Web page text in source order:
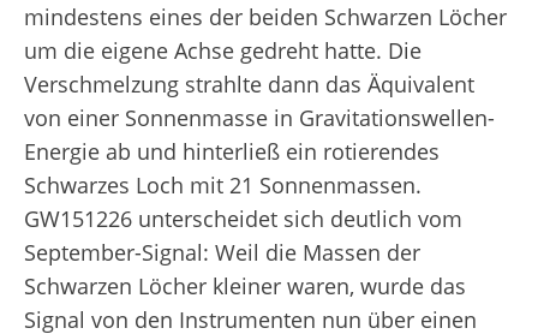
mindestens eines der beiden Schwarzen Löcher
um die eigene Achse gedreht hatte. Die
Verschmelzung strahlte dann das Äquivalent
von einer Sonnenmasse in Gravitationswellen-
Energie ab und hinterließ ein rotierendes
Schwarzes Loch mit 21 Sonnenmassen.
GW151226 unterscheidet sich deutlich vom
September-Signal: Weil die Massen der
Schwarzen Löcher kleiner waren, wurde das
Signal von den Instrumenten nun über einen